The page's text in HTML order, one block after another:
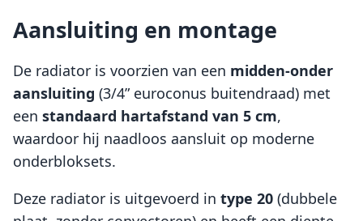
Aansluiting en montage
De radiator is voorzien van een midden-onder
aansluiting (3/4” euroconus buitendraad) met
een standaard hartafstand van 5 cm,
waardoor hij naadloos aansluit op moderne
onderbloksets.
Deze radiator is uitgevoerd in type 20 (dubbele